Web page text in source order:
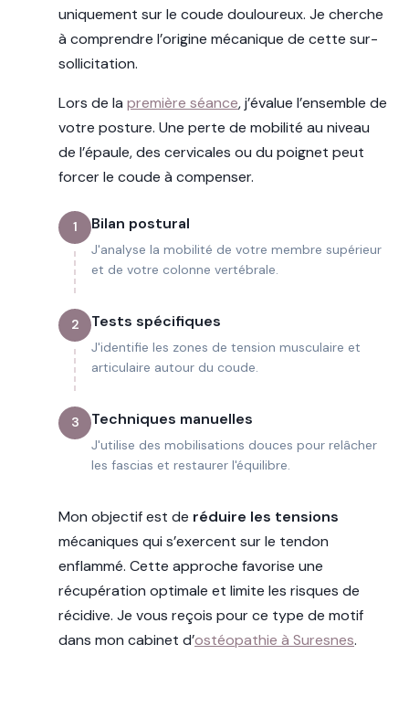
uniquement sur le coude douloureux. Je cherche
à comprendre l’origine mécanique de cette sur-
sollicitation.
Lors de la première séance, j’évalue l’ensemble de
votre posture. Une perte de mobilité au niveau
de l’épaule, des cervicales ou du poignet peut
forcer le coude à compenser.
1 Bilan postural
J'analyse la mobilité de votre membre supérieur
et de votre colonne vertébrale.
2 Tests spécifiques
J'identifie les zones de tension musculaire et
articulaire autour du coude.
3 Techniques manuelles
J'utilise des mobilisations douces pour relâcher
les fascias et restaurer l'équilibre.
Mon objectif est de réduire les tensions
mécaniques qui s’exercent sur le tendon
enflammé. Cette approche favorise une
récupération optimale et limite les risques de
récidive. Je vous reçois pour ce type de motif
dans mon cabinet d’ostéopathie à Suresnes.